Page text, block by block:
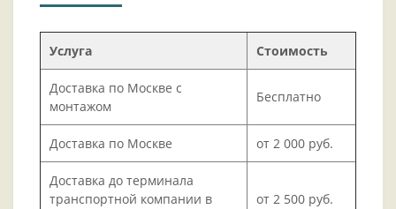
Услуга Стоимость
Доставка по Москве с
монтажом
Бесплатно
Доставка по Москве от 2 000 руб.
Доставка до терминала
транспортной компании в
от 2 500 руб.